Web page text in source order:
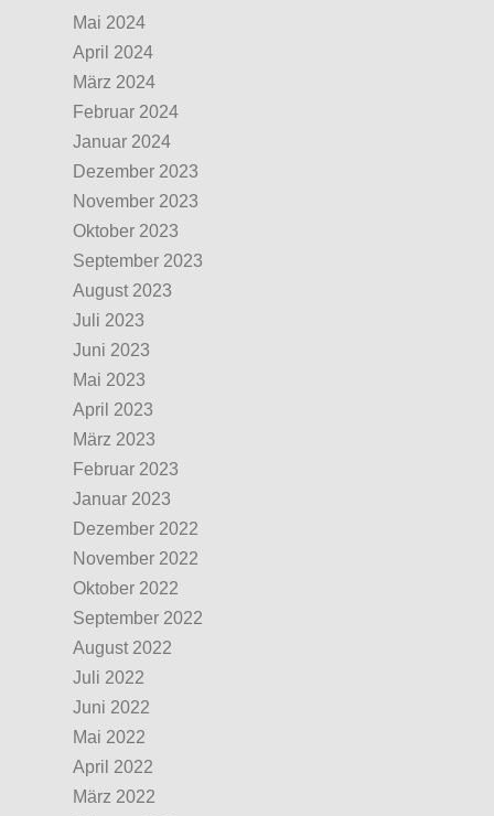
Mai 2024
April 2024
März 2024
Februar 2024
Januar 2024
Dezember 2023
November 2023
Oktober 2023
September 2023
August 2023
Juli 2023
Juni 2023
Mai 2023
April 2023
März 2023
Februar 2023
Januar 2023
Dezember 2022
November 2022
Oktober 2022
September 2022
August 2022
Juli 2022
Juni 2022
Mai 2022
April 2022
März 2022